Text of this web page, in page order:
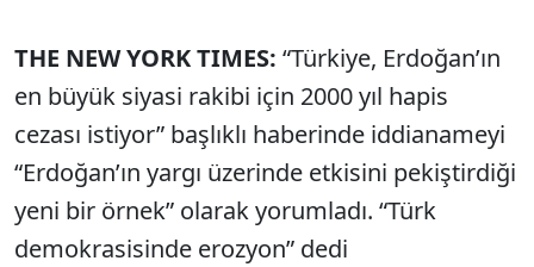
THE NEW YORK TIMES: “Türkiye, Erdoğan’ın
en büyük siyasi rakibi için 2000 yıl hapis
cezası istiyor” başlıklı haberinde iddianameyi
“Erdoğan’ın yargı üzerinde etkisini pekiştirdiği
yeni bir örnek” olarak yorumladı. “Türk
demokrasisinde erozyon” dedi